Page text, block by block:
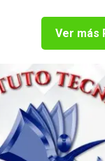
Ver más